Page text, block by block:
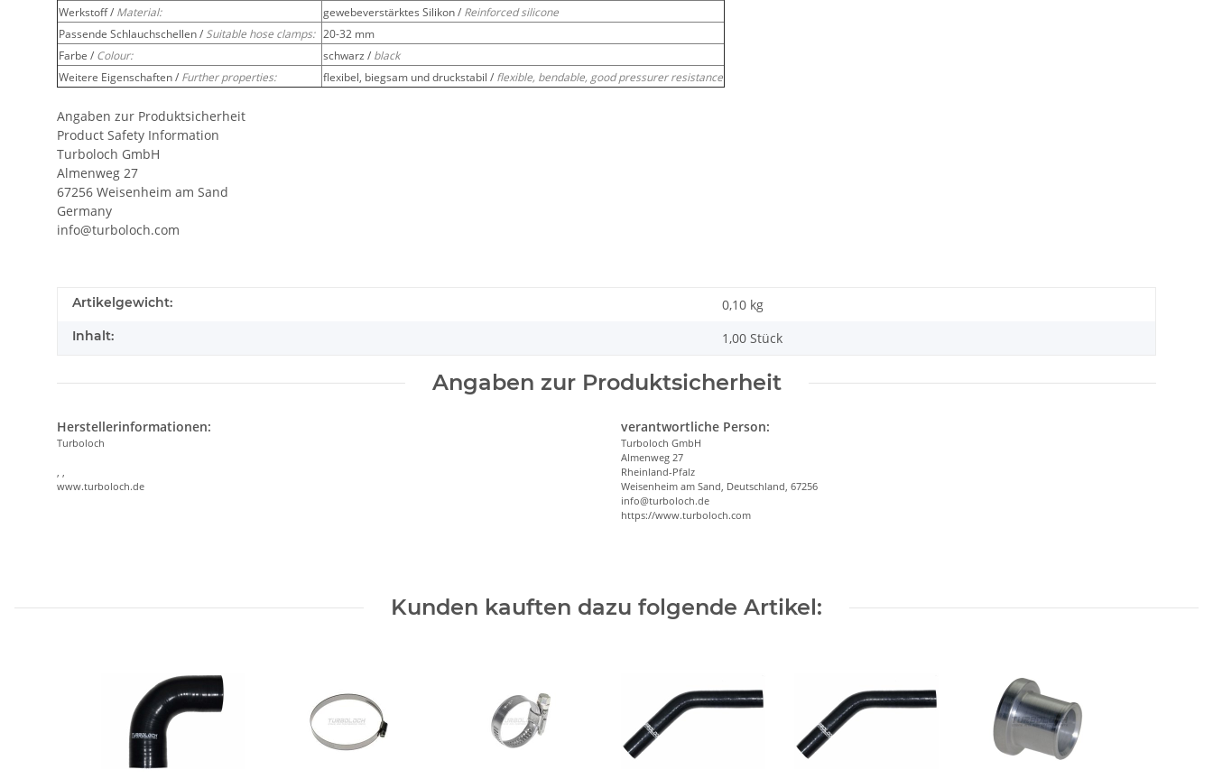
Werkstoff / Material: gewebeverstärktes Silikon / Reinforced silicone
Passende Schlauchschellen / Suitable hose clamps: 20-32 mm
Farbe / Colour: schwarz / black
Weitere Eigenschaften / Further properties: flexibel, biegsam und druckstabil / flexible, bendable, good pressurer resistance
Angaben zur Produktsicherheit
Product Safety Information
Turboloch GmbH
Almenweg 27
67256 Weisenheim am Sand
Germany
info@turboloch.com
Artikelgewicht: 0,10 kg
Inhalt: 1,00 Stück
Angaben zur Produktsicherheit
Herstellerinformationen:
Turboloch
, ,
www.turboloch.de
verantwortliche Person:
Turboloch GmbH
Almenweg 27
Rheinland-Pfalz
Weisenheim am Sand, Deutschland, 67256
info@turboloch.de
https://www.turboloch.com
Kunden kauften dazu folgende Artikel: